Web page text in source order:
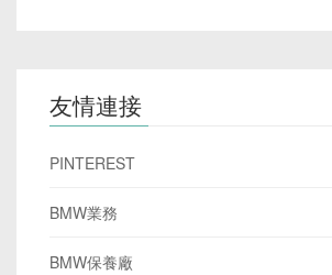
友情連接
PINTEREST
BMW業務
BMW保養廠